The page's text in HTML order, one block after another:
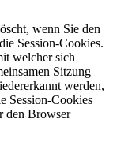
wenn Sie den
Session-Cookies.
welcher sich
Sitzung
werden,
Session-Cookies
den Browser